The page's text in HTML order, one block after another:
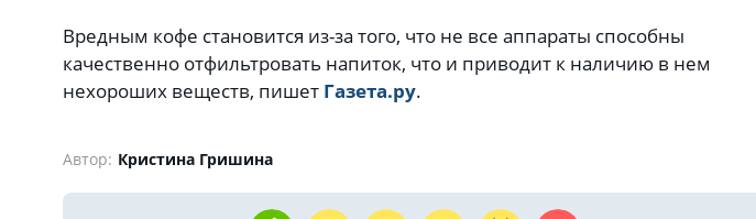
Вредным кофе становится из-за того, что не все аппараты способны
качественно отфильтровать напиток, что и приводит к наличию в нем
нехороших веществ, пишет Газета.ру.
Автор: Кристина Гришина